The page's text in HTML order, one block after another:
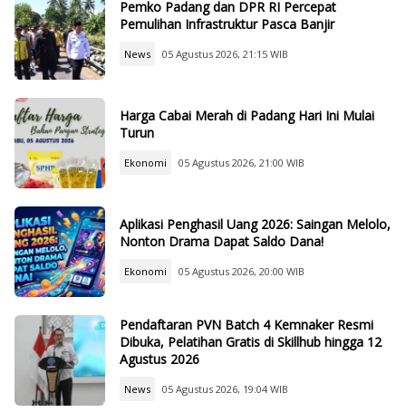
Pemko Padang dan DPR RI Percepat
Pemulihan Infrastruktur Pasca Banjir
News 05 Agustus 2026, 21:15 WIB
Harga Cabai Merah di Padang Hari Ini Mulai
Turun
Ekonomi 05 Agustus 2026, 21:00 WIB
Aplikasi Penghasil Uang 2026: Saingan Melolo,
Nonton Drama Dapat Saldo Dana!
Ekonomi 05 Agustus 2026, 20:00 WIB
Pendaftaran PVN Batch 4 Kemnaker Resmi
Dibuka, Pelatihan Gratis di Skillhub hingga 12
Agustus 2026
News 05 Agustus 2026, 19:04 WIB